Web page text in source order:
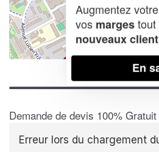
Leaflet| Map data ©
Demande de devis 100% Gratuit
Erreur lors du chargement
Augmentez votre
vos margestout
nouveaux
En